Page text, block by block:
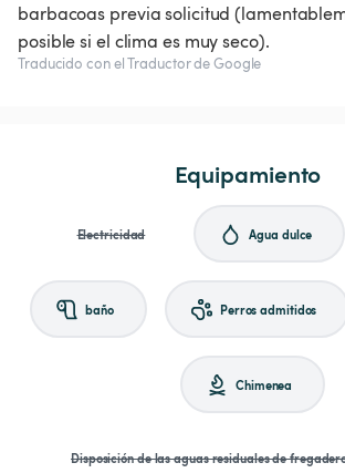
barbacoas previa solicitud
posible si el clima es muy seco).
Traducido con el Traductor de Google
Equipamiento
Electricidad Agua dulce
baño Perros admitidos
Chimenea
Disposición de las aguas residuales de